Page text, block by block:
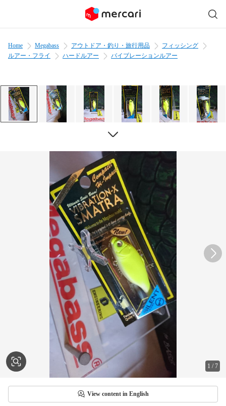
Home Megabass アウトドア・釣り・旅行用品
フィッシング
ルアー・フライ
ハードルアー バイブレーションルアー
1 /7
View content in English